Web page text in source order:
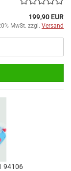
199,90 EUR
MwSt. zzgl. Versand
94106